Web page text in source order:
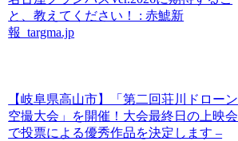
と、教えてください！ : 赤鯱新
報 targma.jp
【岐阜県高山市】「第二回荘川ドローン
空撮大会」を開催！大会最終日の上映会
で投票による優秀作品を決定します –